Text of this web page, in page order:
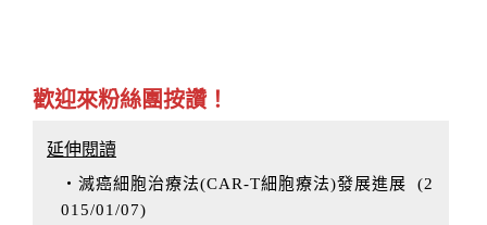
歡迎來粉絲團按讚！
延伸閱讀
‧滅癌細胞治療法(CAR-T細胞療法)發展進展 (2
015/01/07)